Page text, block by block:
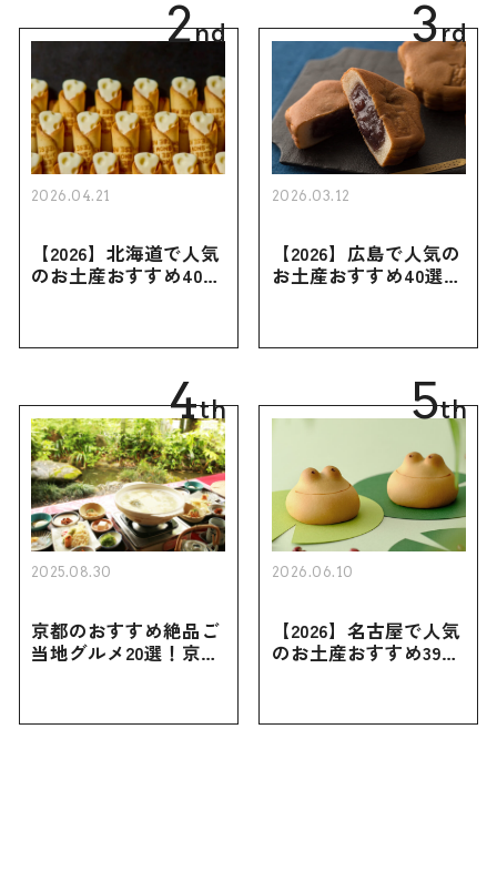
2nd
2026.04.21
【2026】北海道で人気
のお土産おすすめ40選
買えない限定品、女性
3rd
2026.03.12
【2026】広島で人気の
お土産おすすめ40選｜
き用、女性向けまで幅
4th
2025.08.30
京都のおすすめ絶品ご
当地グルメ20選！京都
5th
2026.06.10
【2026】名古屋で人気
のお土産おすすめ39選
お土産・ばらまき用ま